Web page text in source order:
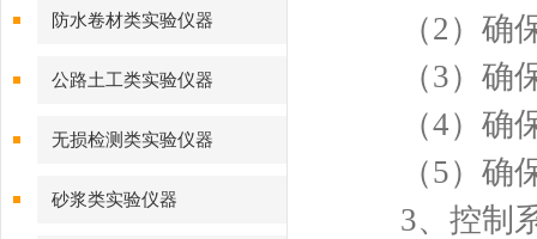
（2）确保
（3）确保
（4）确保
（5）确保
3、控制系
防水卷材类实验仪器
公路土工类实验仪器
无损检测类实验仪器
砂浆类实验仪器